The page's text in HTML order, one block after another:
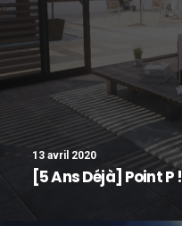
13 avril 2020
[5 Ans Déjà] Point P !